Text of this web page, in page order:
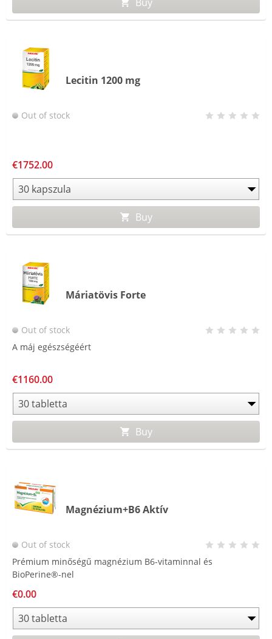
Lecitin 1200 mg
Out of stock
€1752.00
Buy
Máriatövis Forte
Out of stock
A máj egészségéért
€1160.00
Buy
Magnézium+B6 Aktív
Out of stock
Prémium minőségű magnézium B6-vitaminnal és
BioPerine®-nel
€0.00